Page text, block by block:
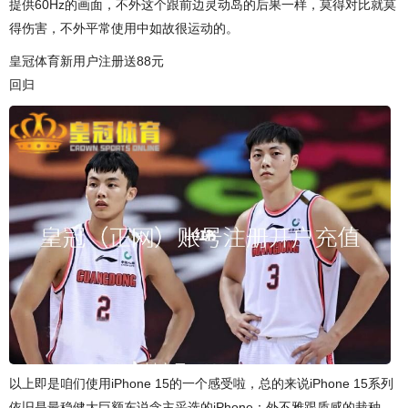
提供60Hz的画面，不外这个跟前边灵动岛的后果一样，莫得对比就莫
得伤害，不外平常使用中如故很运动的。
皇冠体育新用户注册送88元
回归
以上即是咱们使用iPhone 15的一个感受啦，总的来说iPhone 15系列